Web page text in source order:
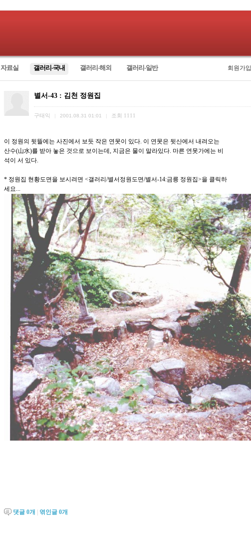
회원가입
자료실 갤러리-국내 갤러리-해외 갤러리-일반
별서-43 : 김천 정원집
구태익 2001.08.31 01:01 조회 1111
이 정원의 뒷뜰에는 사진에서 보듯 작은 연못이 있다. 이 연못은 뒷산에서 내려오는
산수(山水)를 받아 놓은 것으로 보이는데, 지금은 물이 말라있다. 마른 연못가에는 비
석이 서 있다.
* 정원집 현황도면을 보시려면 <갤러리/별서정원도면/별서-14:금릉 정원집>을 클릭하
세요...
댓글 0개 | 엮인글 0개